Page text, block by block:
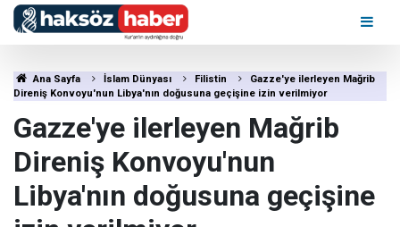
Ana Sayfa İslam Dünyası Filistin
Gazze'ye ilerleyen Mağrib
Direniş Konvoyu'nun Libya'nın doğusuna geçişine izin verilmiyor
Gazze'ye ilerleyen Mağrib
Direniş Konvoyu'nun
Libya'nın doğusuna geçişine